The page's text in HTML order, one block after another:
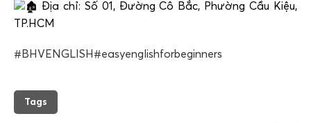
Địa chỉ: Số 01, Đường Cô Bắc, Phường Cầu Kiệu,
TP.HCM
#BHVENGLISH #easyenglishforbeginners
Tags